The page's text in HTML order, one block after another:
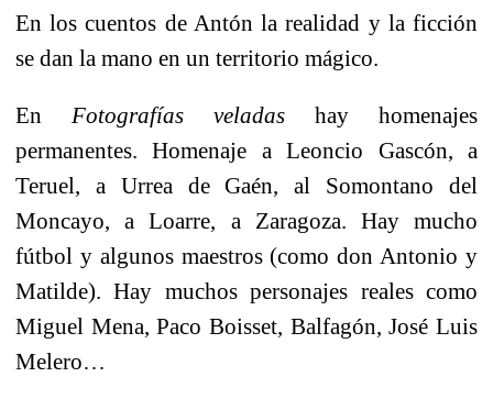
En los cuentos de Antón la realidad y la ficción
se dan la mano en un territorio mágico.
En Fotografías veladas hay homenajes
permanentes.
Homenaje a Leoncio Gascón, a
Teruel, a Urrea de Gaén, al Somontano del
Moncayo, a Loarre, a Zaragoza. Hay mucho
fútbol y algunos maestros (como don Antonio y
Matilde). Hay muchos personajes reales como
Miguel Mena, Paco Boisset, Balfagón, José Luis
Melero…